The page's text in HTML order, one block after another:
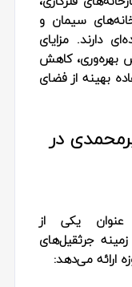
سیمان و
دارند. مزایای
بهره‌وری، کاهش
بهینه از فضای
در
یکی از
زمینه جرثقیل‌های
ارائه می‌دهد: